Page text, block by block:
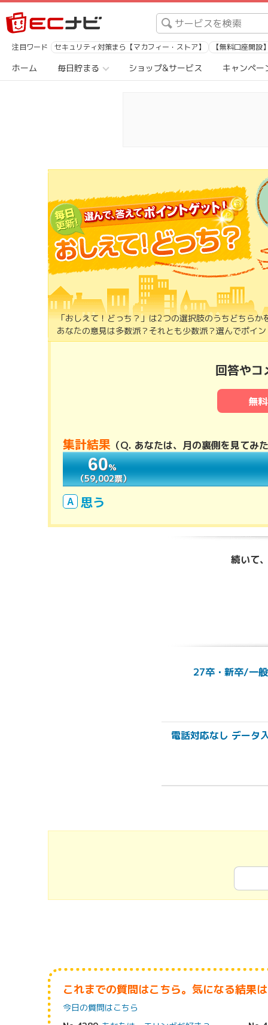
注目ワード セキュリティ対策まら【マカフィー・ストア】 【無料口座開設
ホーム 毎日貯まる ショップ&サービス キャンペー
「おしえて！どっち？」は2つの選択肢のうちどちら
あなたの意見は多数派？それとも少数派？選んでポイ
回答やコ
無
集計結果 （Q. あなたは、月の裏側を見てみ
60％
（59,002票）
60％
（59,002票）
A 思う
続いて
27卒・新卒/一
電話対応なし データ
これまでの質問はこちら。気になる結果
今日の質問はこちら